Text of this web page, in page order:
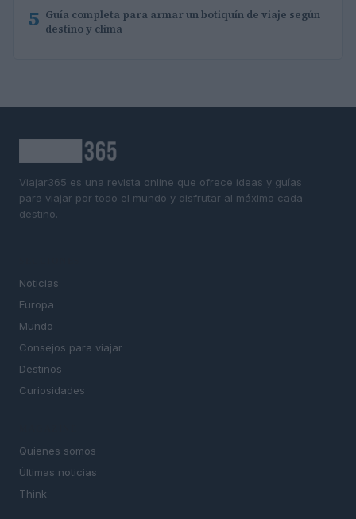
5 Guía completa para armar un botiquín de viaje según
destino y clima
Viajar365 es una revista online que ofrece ideas y guías
para viajar por todo el mundo y disfrutar al máximo cada
destino.
Noticias
Europa
Mundo
Consejos para viajar
Destinos
Curiosidades
Quienes somos
Últimas noticias
Think